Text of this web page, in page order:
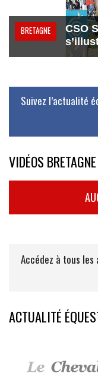
BRETAGNE
CSO
Suivez l’actualité
VIDÉOS BRETAGNE
Accédez à tous
ACTUALITÉ